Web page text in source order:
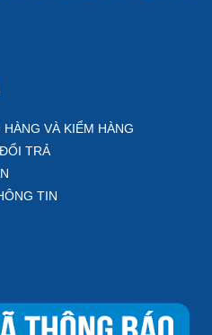
VÀ KIỂM HÀNG
TRẢ
TIN